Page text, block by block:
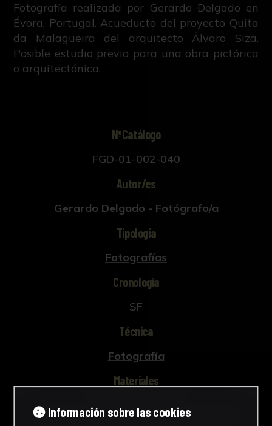
Fotografía realizada por Gerardo Delgado en
Évora, Portugal. Acueducto del proyecto Quita
da Malagueira del arquitecto Álvaro Siza.
Posible estudio previo para una obra pictórica
o arquitectónica.
NºCatálogo
FGD-01-002-040
Autor/es
Gerardo Delgado - Fotógrafo/a
Tipología
Fotografías
Cronología
SF
Técnica
Fotografía
Materiales
Celulosa de acetato
Ver más
Información sobre las cookies